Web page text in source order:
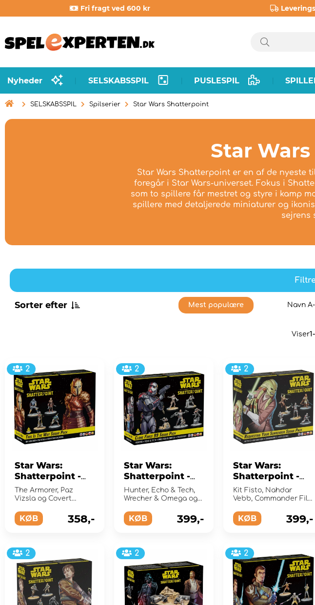
Fri fragt ved 600 kr
Nyheder SELSKABSSPIL PUSLESPIL
 SELSKABSSPIL Spilserier Star Wars Shatterpoint
Star
Star Wars Shatterpoint er en af ​​de
foregår i Star Wars-universet. Fokus i
som to spillere får mestret og styre i kamp
spillere med detaljerede miniaturer og
sejrens
Sorter efter Mest populære Navn
Viser
2
Star Wars:
Shatterpoint -
This Is The Way
Squad Pack
The Armorer, Paz
Vizsla og Covert
KØB 358,-
2
Star Wars:
Shatterpoint -
Clone Force 99
Squad Pack
Hunter, Echo & Tech,
Wrecher & Omega og
KØB 399,-
2
Star Wars:
Shatterpoint -
Requesting Your
Surrender Squad
Kit Fisto, Nahdar
Vebb, Commander Fil,
KØB 399,-
2 2 2